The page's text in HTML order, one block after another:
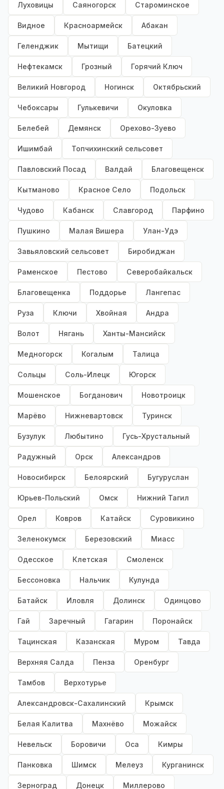
Луховицы Саяногорск Староминское
Видное Красноармейск Абакан
Геленджик Мытищи Батецкий
Нефтекамск Грозный Горячий Ключ
Великий Новгород Ногинск Октябрьский
Чебоксары Гулькевичи Окуловка
Белебей Демянск Орехово-Зуево
Ишимбай Топчихинский сельсовет
Павловский Посад Валдай Благовещенск
Кытманово Красное Село Подольск
Чудово Кабанск Славгород Парфино
Пушкино Малая Вишера Улан-Удэ
Завьяловский сельсовет Биробиджан
Раменское Пестово Северобайкальск
Благовещенка Поддорье Лангепас
Руза Ключи Хвойная Андра
Волот Нягань Ханты-Мансийск
Медногорск Когалым Талица
Сольцы Соль-Илецк Югорск
Мошенское Богданович Новотроицк
Марёво Нижневартовск Туринск
Бузулук Любытино Гусь-Хрустальный
Радужный Орск Александров
Новосибирск Белоярский Бугуруслан
Юрьев-Польский Омск Нижний Тагил
Орел Ковров Катайск Суровикино
Зеленокумск Березовский Миасс
Одесское Клетская Смоленск
Бессоновка Нальчик Кулунда
Батайск Иловля Долинск Одинцово
Гай Заречный Гагарин Поронайск
Тацинская Казанская Муром Тавда
Верхняя Салда Пенза Оренбург
Тамбов Верхотурье
Александровск-Сахалинский Крымск
Белая Калитва Махнёво Можайск
Невельск Боровичи Оса Кимры
Панковка Шимск Мелеуз Курганинск
Зерноград Донецк Миллерово